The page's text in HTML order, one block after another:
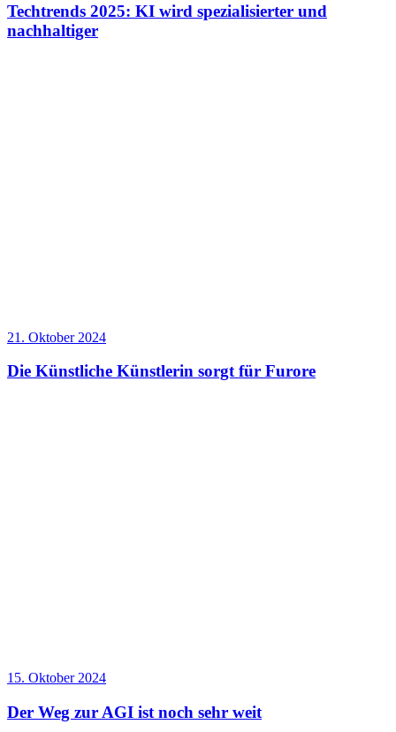
Techtrends 2025: KI wird spezialisierter und
nachhaltiger
21. Oktober 2024
Die Künstliche Künstlerin sorgt für Furore
15. Oktober 2024
Der Weg zur AGI ist noch sehr weit